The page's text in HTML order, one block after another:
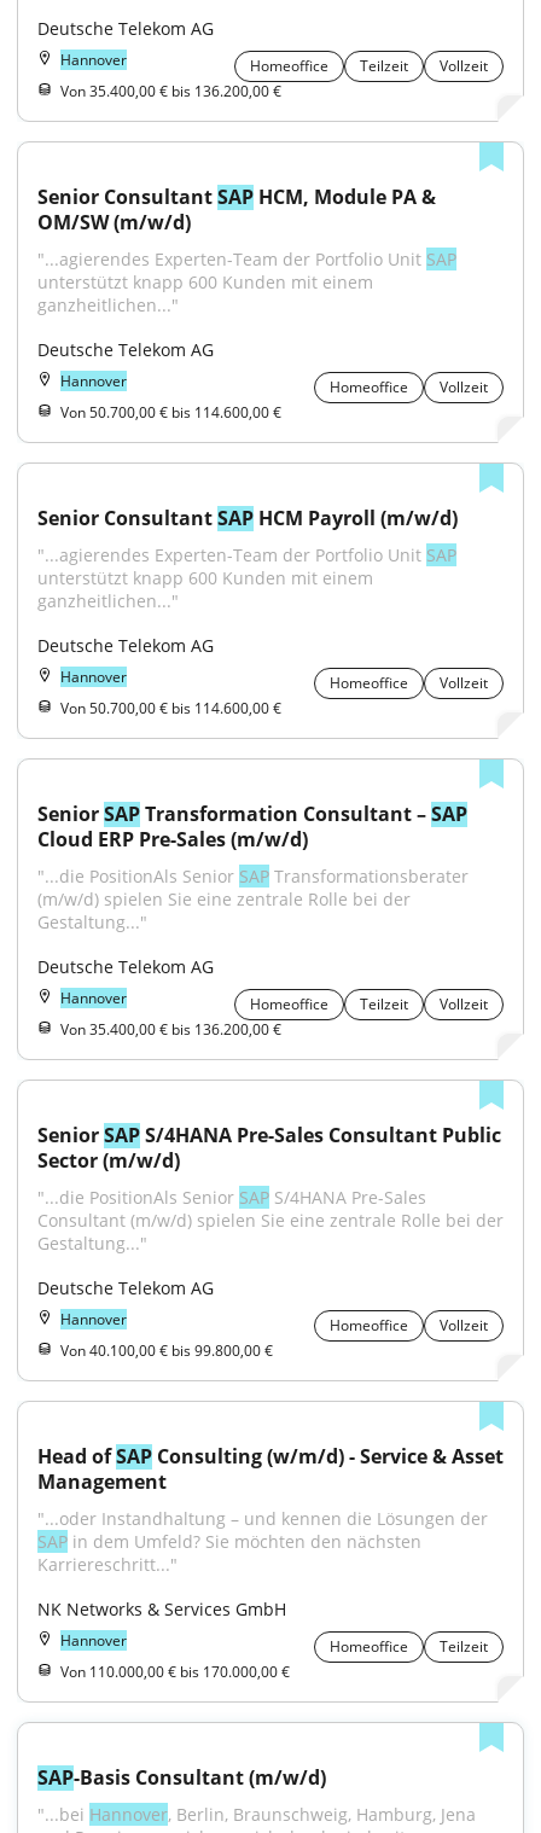
Deutsche Telekom AG
Hannover Homeoffice Teilzeit
Vollzeit
Von 35.400,00 € bis 136.200,00 €
Senior Consultant SAP HCM, Module PA &
OM/SW (m/w/d)
"...agierendes Experten-Team der Portfolio Unit SAP
unterstützt knapp 600 Kunden mit einem
ganzheitlichen..."
Deutsche Telekom AG
Hannover Homeoffice
Vollzeit
Von 50.700,00 € bis 114.600,00 €
Senior Consultant SAP HCM Payroll (m/w/d)
"...agierendes Experten-Team der Portfolio Unit SAP
unterstützt knapp 600 Kunden mit einem
ganzheitlichen..."
Deutsche Telekom AG
Hannover Homeoffice
Vollzeit
Von 50.700,00 € bis 114.600,00 €
Senior SAP Transformation Consultant – SAP
Cloud ERP Pre-Sales (m/w/d)
"...die PositionAls Senior SAP Transformationsberater
(m/w/d) spielen Sie eine zentrale Rolle bei der
Gestaltung..."
Deutsche Telekom AG
Hannover Homeoffice Teilzeit
Vollzeit
Von 35.400,00 € bis 136.200,00 €
Senior SAP S/4HANA Pre-Sales Consultant Public
Sector (m/w/d)
"...die PositionAls Senior SAP S/4HANA Pre-Sales
Consultant (m/w/d) spielen Sie eine zentrale Rolle bei der
Gestaltung..."
Deutsche Telekom AG
Hannover Homeoffice
Vollzeit
Von 40.100,00 € bis 99.800,00 €
Head of SAP Consulting (w/m/d) - Service & Asset
Management
SAP in dem Umfeld? Sie möchten den nächsten
Karriereschritt..."
NK Networks & Services GmbH
Hannover Homeoffice
Teilzeit
Von 110.000,00 € bis 170.000,00 €
SAP-Basis Consultant (m/w/d)
"...bei Hannover, Berlin, Braunschweig, Hamburg, Jena